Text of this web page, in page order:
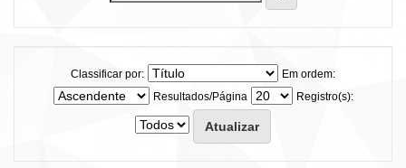
Classificar por:
Em ordem:
Resultados/Página
Registro(s):